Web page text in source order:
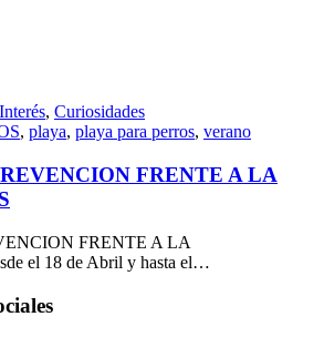
, Curiosidades
, playa, playa para perros, verano
FRENTE A LA
FRENTE A LA
el 18 de Abril y hasta el…